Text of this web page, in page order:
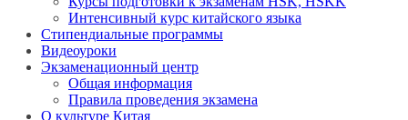
Интенсивный курс китайск​ого язык​а
Стипендиальные программы
Видеоуроки
Экзаменационный центр
Общая информация
Правила проведения экзамена
О культуре Китая